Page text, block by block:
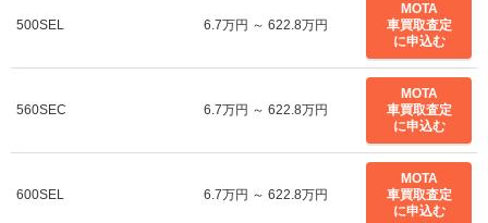
500SEL 6.7万円 ～ 622.8万円
MOTA
車買取査定
に申込む
560SEC 6.7万円 ～ 622.8万円
MOTA
車買取査定
に申込む
600SEL 6.7万円 ～ 622.8万円
MOTA
車買取査定
に申込む